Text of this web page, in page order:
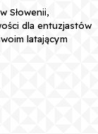
Słowenii,
dla entuzjastów
latającym